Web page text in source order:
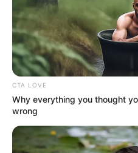
ALERTA
TEMAS RELACIONADOS
CORONAVIRUS
MANTÉNGASE EN
CTA LOVE
Why everything you thought
wrong